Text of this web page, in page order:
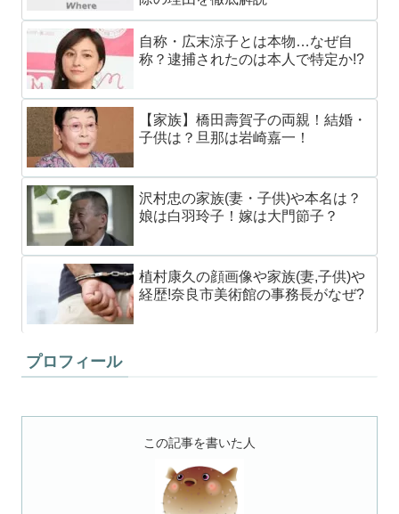
自称・広末涼子とは本物…なぜ自
称？逮捕されたのは本人で特定か!?
【家族】橋田壽賀子の両親！結婚・
子供は？旦那は岩崎嘉一！
沢村忠の家族(妻・子供)や本名は？
娘は白羽玲子！嫁は大門節子？
植村康久の顔画像や家族(妻,子供)や
経歴!奈良市美術館の事務長がなぜ?
プロフィール
この記事を書いた人